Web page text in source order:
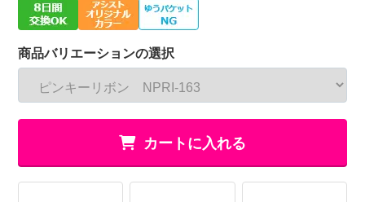
商品バリエーションの選択
カートに入れる